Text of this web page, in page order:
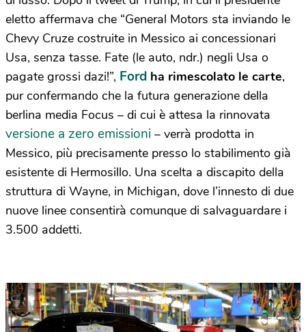
eletto affermava che “General Motors sta inviando le
Chevy Cruze costruite in Messico ai concessionari
Usa, senza tasse. Fate (le auto, ndr.) negli Usa o
pagate grossi dazi!”, Ford ha rimescolato le carte,
pur confermando che la futura generazione della
berlina media Focus – di cui è attesa la rinnovata
versione a zero emissioni – verrà prodotta in
Messico, più precisamente presso lo stabilimento già
esistente di Hermosillo. Una scelta a discapito della
struttura di Wayne, in Michigan, dove l’innesto di due
nuove linee consentirà comunque di salvaguardare i
3.500 addetti.